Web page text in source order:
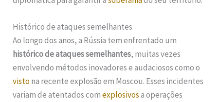
Histórico de ataques semelhantes
Ao longo dos anos, a Rússia tem enfrentado um
histórico de ataques semelhantes, muitas vezes
envolvendo métodos inovadores e audaciosos como o
vistona recente explosão em Moscou. Esses incidentes
variam de atentados comexplosivosa operações